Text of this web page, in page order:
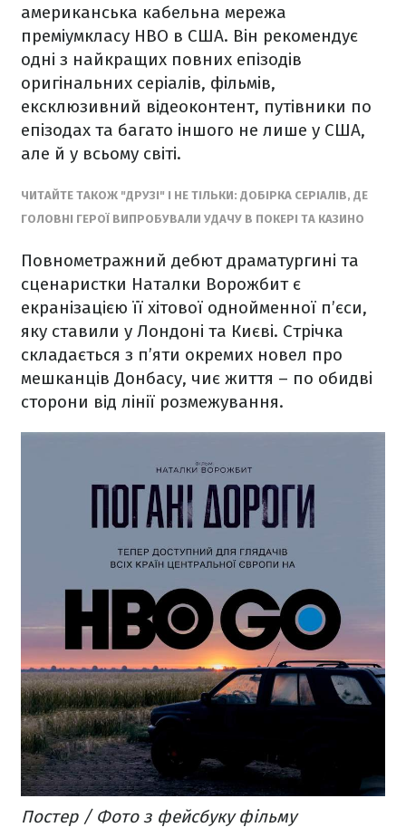
американська кабельна мережа
преміумкласу HBO в США. Він рекомендує
одні з найкращих повних епізодів
оригінальних серіалів, фільмів,
ексклюзивний відеоконтент, путівники по
епізодах та багато іншого не лише у США,
але й у всьому світі.
ЧИТАЙТЕ ТАКОЖ "ДРУЗІ" І НЕ ТІЛЬКИ: ДОБІРКА СЕРІАЛІВ, ДЕ
ГОЛОВНІ ГЕРОЇ ВИПРОБУВАЛИ УДАЧУ В ПОКЕРІ ТА КАЗИНО
Повнометражний дебют драматургині та
сценаристки Наталки Ворожбит є
екранізацією її хітової однойменної п’єси,
яку ставили у Лондоні та Києві. Стрічка
складається з п’яти окремих новел про
мешканців Донбасу, чиє життя – по обидві
сторони від лінії розмежування.
Постер / Фото з фейсбуку фільму